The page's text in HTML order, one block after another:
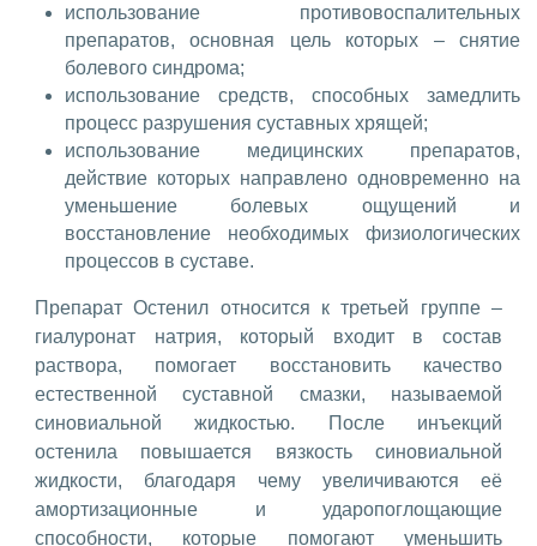
использование противовоспалительных
препаратов, основная цель которых – снятие
болевого синдрома;
использование средств, способных замедлить
процесс разрушения суставных хрящей;
использование медицинских препаратов,
действие которых направлено одновременно на
уменьшение болевых ощущений и
восстановление необходимых физиологических
процессов в суставе.
Препарат Остенил относится к третьей группе –
гиалуронат натрия, который входит в состав
раствора, помогает восстановить качество
естественной суставной смазки, называемой
синовиальной жидкостью. После инъекций
остенила повышается вязкость синовиальной
жидкости, благодаря чему увеличиваются её
амортизационные и ударопоглощающие
способности, которые помогают уменьшить